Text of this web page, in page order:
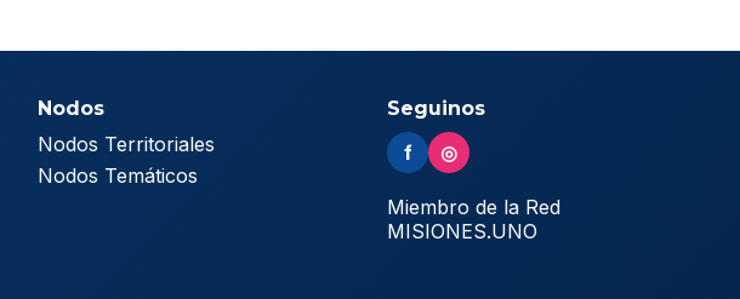
Nodos
Nodos Territoriales
Nodos Temáticos
Seguinos
f ◎
Miembro de la Red
MISIONES.UNO